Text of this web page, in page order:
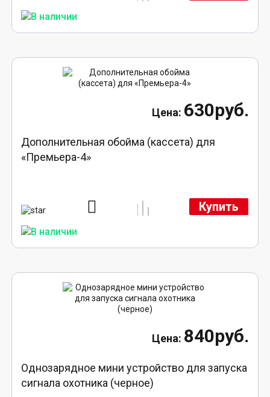
630руб.
Дополнительная обойма (кассета) для
«Премьера-4»
Купить
840руб.
Однозарядное мини устройство для запуска
сигнала охотника (черное)